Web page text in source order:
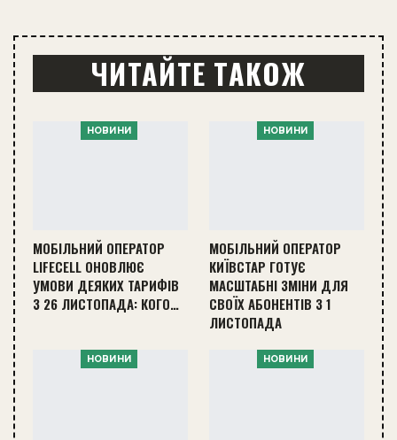
ЧИТАЙТЕ ТАКОЖ
НОВИНИ
МОБІЛЬНИЙ ОПЕРАТОР
LIFECELL ОНОВЛЮЄ
УМОВИ ДЕЯКИХ ТАРИФІВ
З 26 ЛИСТОПАДА: КОГО…
НОВИНИ
МОБІЛЬНИЙ ОПЕРАТОР
КИЇВСТАР ГОТУЄ
МАСШТАБНІ ЗМІНИ ДЛЯ
СВОЇХ АБОНЕНТІВ З 1
ЛИСТОПАДА
НОВИНИ НОВИНИ